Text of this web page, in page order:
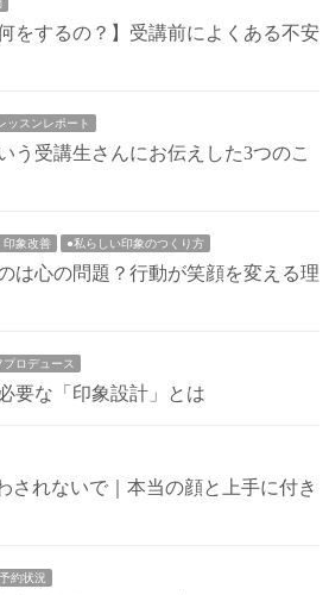
をするの？】受講前によくある不安
ッスンレポート
う受講生さんにお伝えした3つのこ
印象改善 ●私らしい印象のつくり方
は心の問題？行動が笑顔を変える理
ロデュース
要な「印象設計」とは
されないで｜本当の顔と上手に付き
約状況